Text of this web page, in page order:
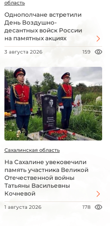
область
Однополчане встретили
День Воздушно-
десантных войск России
на памятных акциях
3 августа 2026 159
Сахалинская область
На Сахалине увековечили
память участника Великой
Отечественной войны
Татьяны Васильевны
Кочневой
1 августа 2026 178